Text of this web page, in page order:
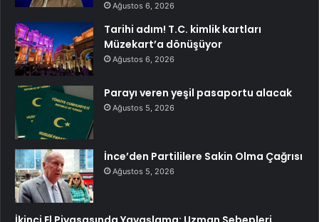
Ağustos 6, 2026
Tarihi adım! T.C. kimlik kartları
Müzekart’a dönüşüyor
Ağustos 6, 2026
Parayı veren yeşil pasaportu alacak
Ağustos 5, 2026
İnce’den Partililere Sakin Olma Çağrısı
Ağustos 5, 2026